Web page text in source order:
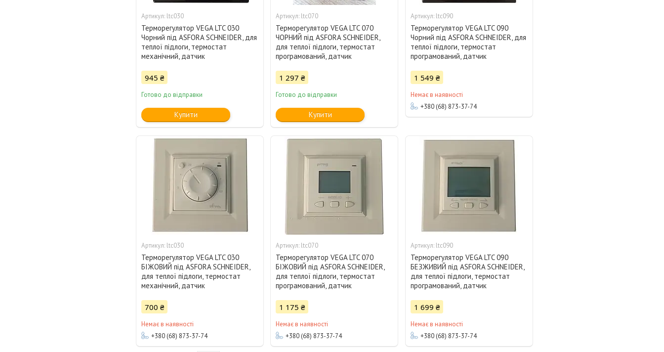
ltc030
Терморегулятор VEGA LTC 030
Чорний під ASFORA SCHNEIDER, для
теплої підлоги, термостат
механічний, датчик
945 ₴
Готово до відправки
Купити
ltc070
Терморегулятор VEGA LTC 070
ЧОРНИЙ під ASFORA SCHNEIDER,
для теплої підлоги, термостат
програмований, датчик
1 297 ₴
Готово до відправки
Купити
ltc090
Терморегулятор VEGA LTC 090
Чорний під ASFORA SCHNEIDER, для
теплої підлоги, термостат
програмований, датчик
1 549 ₴
Немає в наявності
+380 (68) 873-37-74
ltc030
Терморегулятор VEGA LTC 030
БІЖОВИЙ під ASFORA SCHNEIDER,
для теплої підлоги, термостат
механічний, датчик
700 ₴
Немає в наявності
+380 (68) 873-37-74
ltc070
Терморегулятор VEGA LTC 070
БІЖОВИЙ під ASFORA SCHNEIDER,
для теплої підлоги, термостат
програмований, датчик
1 175 ₴
Немає в наявності
+380 (68) 873-37-74
ltc090
Терморегулятор VEGA LTC 090
БЕЗЖИВИЙ під ASFORA SCHNEIDER,
для теплої підлоги, термостат
програмований, датчик
1 699 ₴
Немає в наявності
+380 (68) 873-37-74